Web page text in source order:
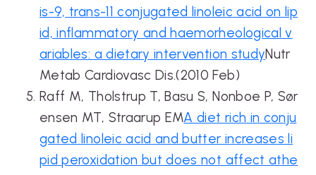
is-9, trans-11 conjugated linoleic acid on lip
id, inflammatory and haemorheological v
ariables: a dietary intervention studyNutr
Metab Cardiovasc Dis.(2010 Feb)
Raff M, Tholstrup T, Basu S, Nonboe P, Sør
ensen MT, Straarup EMA diet rich in conju
gated linoleic acid and butter increases li
pid peroxidation but does not affect athe